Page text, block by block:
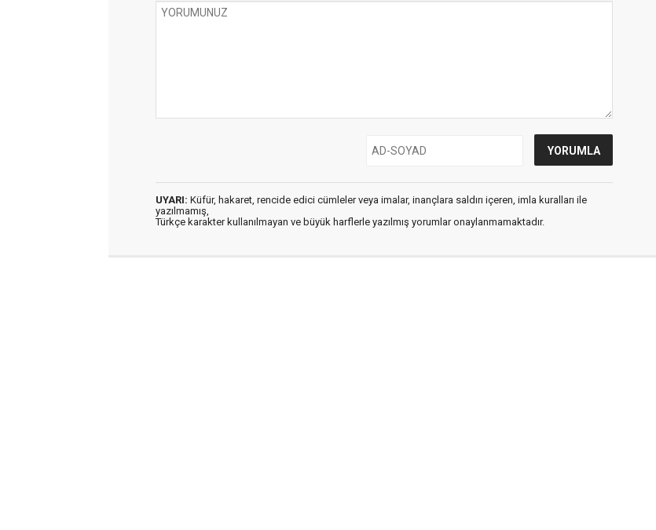
UYARI: Küfür, hakaret, rencide edici cümleler veya imalar, inançlara saldırı içeren, imla kuralları ile
yazılmamış,
Türkçe karakter kullanılmayan ve büyük harflerle yazılmış yorumlar onaylanmamaktadır.